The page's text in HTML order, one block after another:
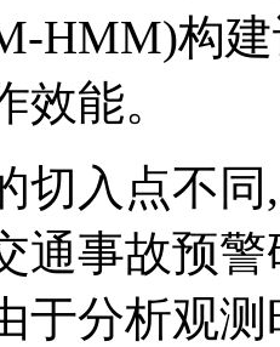
HMM)构
效能。
切入点不
通事故预
于分析观